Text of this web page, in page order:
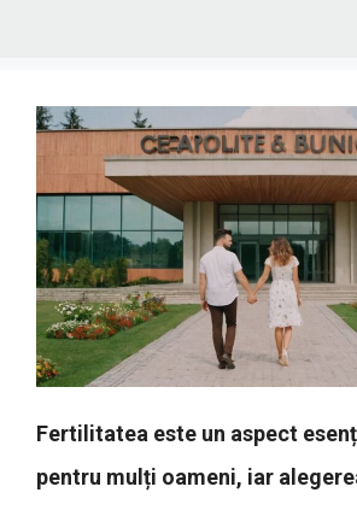
Fertilitatea este un aspect
pentru mulți oameni, iar